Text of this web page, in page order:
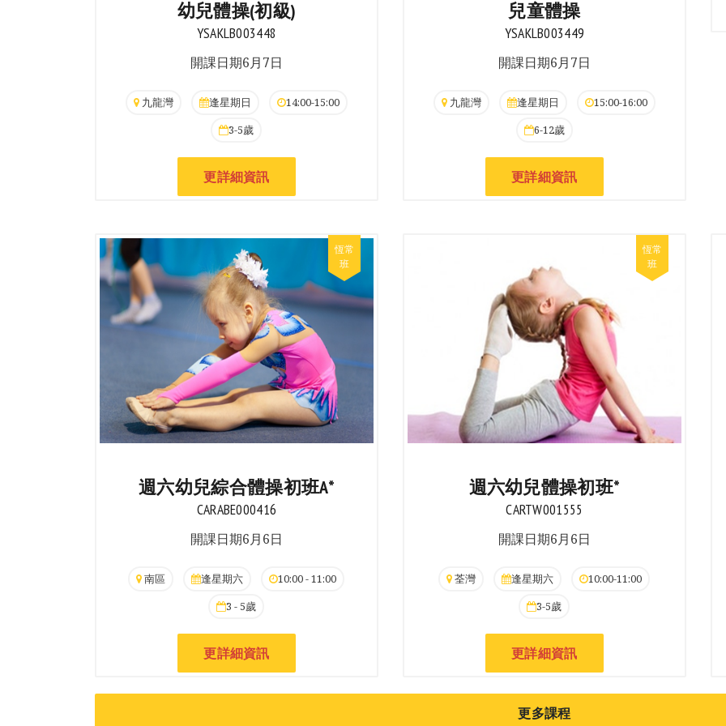
幼兒體操(初級)
YSAKLB003448
開課日期6月7日
九龍灣 逢星期日
14:00-15:00
3-5歲
更詳細資訊
兒童體操
YSAKLB003449
開課日期6月7日
九龍灣 逢星期日
15:00-16:00
6-12歲
更詳細資訊
週六幼兒綜合體操初班A*
CARABE000416
開課日期6月6日
南區 逢星期六
10:00 - 11:00
3 - 5歲
更詳細資訊
週六幼兒體操初班*
CARTW001555
開課日期6月6日
荃灣 逢星期六
10:00-11:00
3-5歲
更詳細資訊
更多課程